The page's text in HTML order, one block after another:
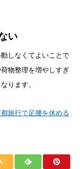
い
しなくてよいことで
物整理を増やしすぎ
ります。
旅行で足腰を休める